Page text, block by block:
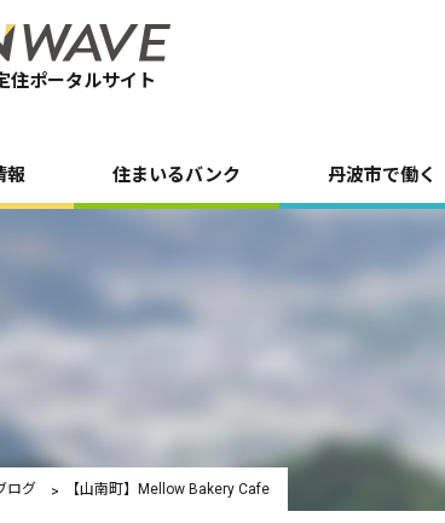
住ポータルサイト
報 住まいるバンク 丹波市で働く
ログ 【山南町】Mellow Bakery Cafe